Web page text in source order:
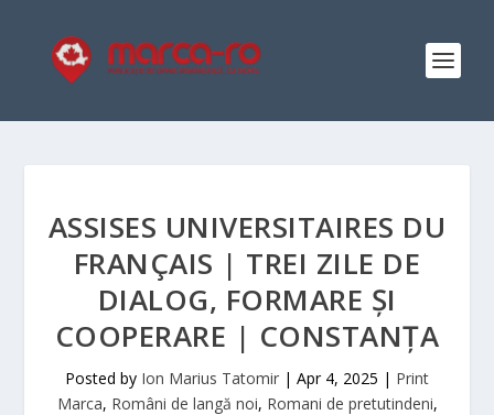
ASSISES UNIVERSITAIRES DU
FRANÇAIS | TREI ZILE DE
DIALOG, FORMARE ȘI
COOPERARE | CONSTANȚA
Posted by Ion Marius Tatomir | Apr 4, 2025 | Print
Marca, Români de langă noi, Romani de pretutindeni,